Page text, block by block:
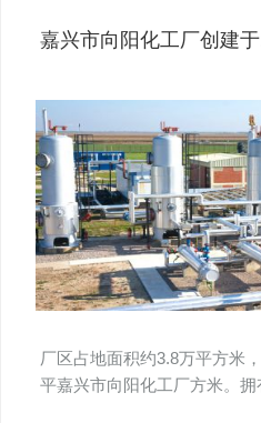
厂区占地面积约3.8万平方米
平嘉兴市向阳化工厂方米。